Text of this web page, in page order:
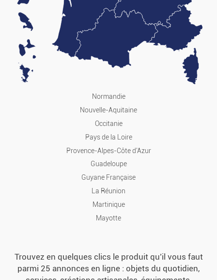
Montres Et Bijoux
Puériculture
Hi-tech
Jeux Vidéo
Films
Normandie
Nouvelle-Aquitaine
Occitanie
Pays de la Loire
Provence-Alpes-Côte d'Azur
Guadeloupe
Guyane Française
La Réunion
Martinique
Mayotte
Trouvez en quelques clics le produit qu’il vous faut
parmi 25 annonces en ligne : objets du quotidien,